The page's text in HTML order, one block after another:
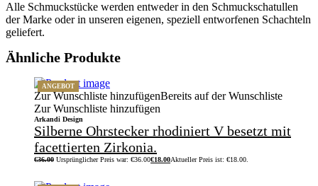
Alle Schmuckstücke werden entweder in den Schmuckschatullen
der Marke oder in unseren eigenen, speziell entworfenen Schachteln
geliefert.
Ähnliche Produkte
ANGEBOT
Zur Wunschliste hinzufügenBereits auf der Wunschliste
Zur Wunschliste hinzufügen
Arkandi Design
Silberne Ohrstecker rhodiniert V besetzt mit
facettierten Zirkonia.
€36.00 Ursprünglicher Preis war: €36.00€18.00Aktueller Preis ist: €18.00.